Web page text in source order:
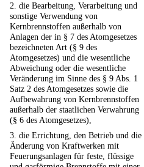
2. die Bearbeitung, Verarbeitung und
sonstige Verwendung von
Kernbrennstoffen außerhalb von
Anlagen der in § 7 des Atomgesetzes
bezeichneten Art (§ 9 des
Atomgesetzes) und die wesentliche
Abweichung oder die wesentliche
Veränderung im Sinne des § 9 Abs. 1
Satz 2 des Atomgesetzes sowie die
Aufbewahrung von Kernbrennstoffen
außerhalb der staatlichen Verwahrung
(§ 6 des Atomgesetzes),
3. die Errichtung, den Betrieb und die
Änderung von Kraftwerken mit
Feuerungsanlagen für feste, flüssige